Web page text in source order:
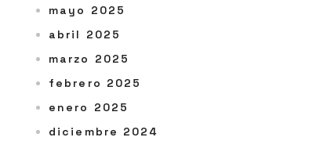
mayo 2025
abril 2025
marzo 2025
febrero 2025
enero 2025
diciembre 2024